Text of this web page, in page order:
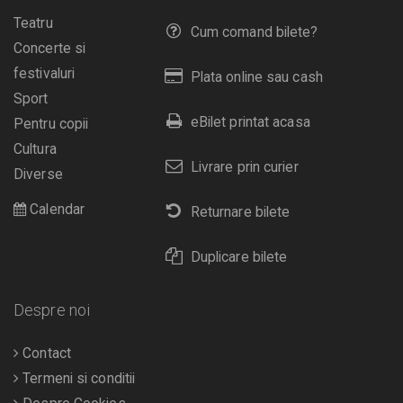
Cum comand bilete?
Plata online sau cash
eBilet printat acasa
Livrare prin curier
Returnare bilete
Duplicare bilete
Teatru
Concerte si
festivaluri
Sport
Pentru copii
Cultura
Diverse
Calendar
Despre noi
Contact
Termeni si conditii